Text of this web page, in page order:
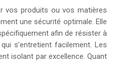
vos produits ou vos matières
une sécurité optimale. Elle
afin de résister à
s’entretient facilement. Les
isolant par excellence. Quant